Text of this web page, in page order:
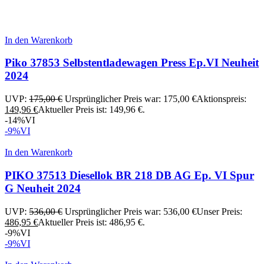
In den Warenkorb
Piko 37853 Selbstentladewagen Press Ep.VI Neuheit
2024
UVP: 175,00€ Ursprünglicher Preis war: 175,00 €Aktionspreis:
149,96 €Aktueller Preis ist: 149,96 €.
-14%VI
-9%VI
In den Warenkorb
PIKO 37513 Diesellok BR 218 DB AG Ep. VI Spur
G Neuheit 2024
UVP: 536,00€ Ursprünglicher Preis war: 536,00 €Unser Preis:
486,95 €Aktueller Preis ist: 486,95 €.
-9%VI
-9%VI